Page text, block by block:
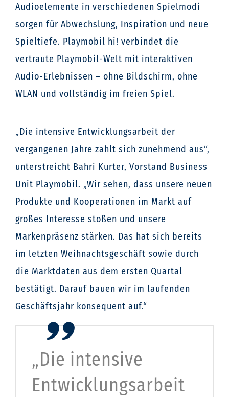
Audioelemente in verschiedenen Spielmodi
sorgen für Abwechslung, Inspiration und neue
Spieltiefe. Playmobil hi! verbindet die
vertraute Playmobil-Welt mit interaktiven
Audio-Erlebnissen – ohne Bildschirm, ohne
WLAN und vollständig im freien Spiel.
„Die intensive Entwicklungsarbeit der
vergangenen Jahre zahlt sich zunehmend aus“,
unterstreicht Bahri Kurter, Vorstand Business
Unit Playmobil. „Wir sehen, dass unsere neuen
Produkte und Kooperationen im Markt auf
großes Interesse stoßen und unsere
Markenpräsenz stärken. Das hat sich bereits
im letzten Weihnachtsgeschäft sowie durch
die Marktdaten aus dem ersten Quartal
bestätigt. Darauf bauen wir im laufenden
Geschäftsjahr konsequent auf.“
„Die intensive
Entwicklungsarbeit